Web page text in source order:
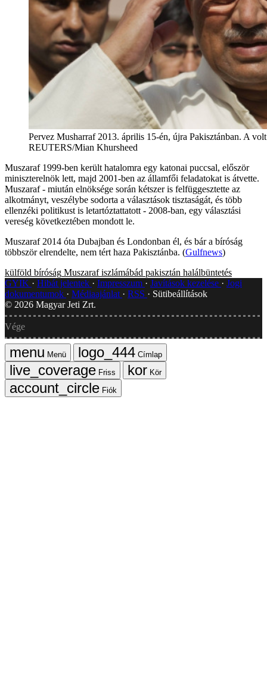
Pervez Musharraf 2013. április 15-én, újra Pakisztánban. A
REUTERS/Mian Khursheed
Muszaraf 1999-ben került hatalomra egy katonai puccsal, először
miniszterelnök lett, majd 2001-ben az államfői feladatokat is átvette.
Muszaraf - miután elnöksége során kétszer is felfüggesztette az
alkotmányt, veszélybe sodorta a választások tisztaságát, és több
ellenzéki politikust is letartóztattatott - 2008-ban, egy választási
vereség következtében mondott le.
Muszaraf 2014 óta Dubajban és Londonban él, és bár a bíróság
többször elrendelte, nem tért haza Pakisztánba. (Gulfnews)
külföld bíróság Muszaraf iszlámábád pakisztán halálbüntetés
GYIK
Hibát jelentek Impresszum Javítások kezelése
Jogi
dokumentumok
Médiaajánlat RSS
Sütibeállítások
© 2026 Magyar Jeti Zrt.
Vége
Menü
Címlap
Friss
Kör
Fiók